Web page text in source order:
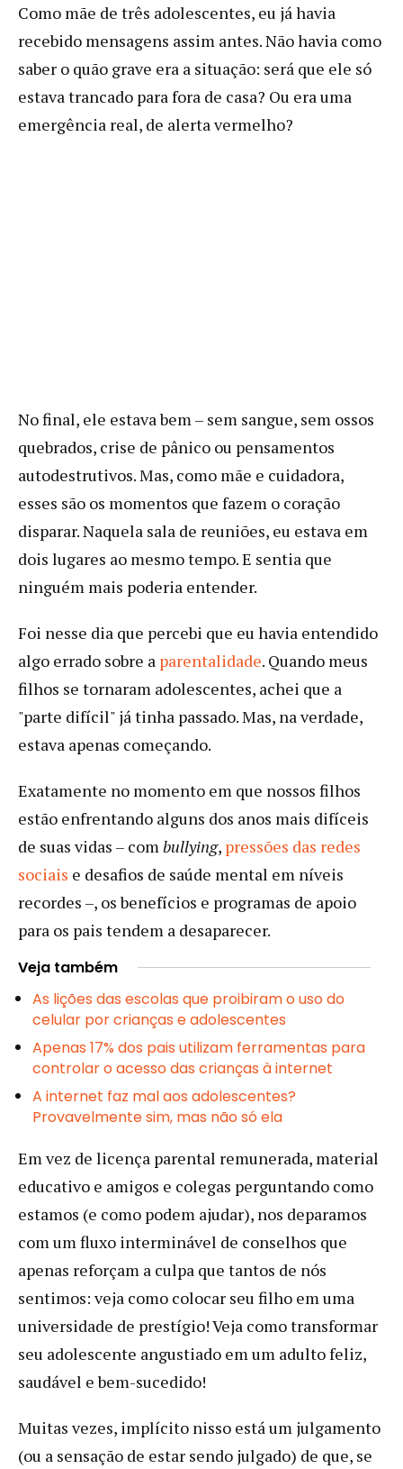
Como mãe de três adolescentes, eu já havia
recebido mensagens assim antes. Não havia como
saber o quão grave era a situação: será que ele só
estava trancado para fora de casa? Ou era uma
emergência real, de alerta vermelho?
No final, ele estava bem – sem sangue, sem ossos
quebrados, crise de pânico ou pensamentos
autodestrutivos. Mas, como mãe e cuidadora,
esses são os momentos que fazem o coração
disparar. Naquela sala de reuniões, eu estava em
dois lugares ao mesmo tempo. E sentia que
ninguém mais poderia entender.
Foi nesse dia que percebi que eu havia entendido
algo errado sobre a parentalidade. Quando meus
filhos se tornaram adolescentes, achei que a
"parte difícil" já tinha passado. Mas, na verdade,
estava apenas começando.
Exatamente no momento em que nossos filhos
estão enfrentando alguns dos anos mais difíceis
de suas vidas – combullying, pressões das redes
sociais e desafios de saúde mental em níveis
recordes –, os benefícios e programas de apoio
para os pais tendem a desaparecer.
Veja também
As lições das escolas que proibiram o uso do
celular por crianças e adolescentes
Apenas 17% dos pais utilizam ferramentas para
controlar o acesso das crianças à internet
A internet faz mal aos adolescentes?
Provavelmente sim, mas não só ela
Em vez de licença parental remunerada, material
educativo e amigos e colegas perguntando como
estamos (e como podem ajudar), nos deparamos
com um fluxo interminável de conselhos que
apenas reforçam a culpa que tantos de nós
sentimos: veja como colocar seu filho em uma
universidade de prestígio! Veja como transformar
seu adolescente angustiado em um adulto feliz,
saudável e bem-sucedido!
Muitas vezes, implícito nisso está um julgamento
(ou a sensação de estar sendo julgado) de que, se